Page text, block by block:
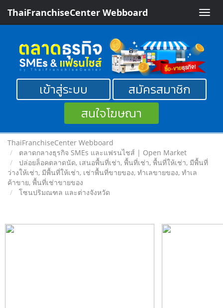
Toggle
ThaiFranchiseCenter Webboard
เข้าสู่ระบบ
สมัครสมาชิก
สนใจโฆษณา
ThaiFranchiseCenter Webboard
ตลาดกลางธุรกิจ SMEs และแฟรนไชส์ | Open Market
ปล่อยล็อคตลาดนัด, เสนอพื้นที่เช่า, พื้นที่เช่า, พื้นที่ให้เช่า, มีพื้นที่
ว่างให้เช่า, มีพื้นที่ให้เช่า, เช่าพื้นที่ขายของ, ทําเลขายของ, ทำเล
ค้าขาย, พื้นที่เช่าขายของ
โซนปริมณฑล และต่างจังหวัด